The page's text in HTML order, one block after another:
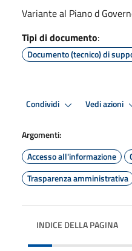
Variante al Piano d
Tipi di documento:
Documento (tecnico) di
Condividi Vedi azioni
Argomenti:
Accesso all'informazione
Trasparenza amministrativa
INDICE DELLA PAGINA